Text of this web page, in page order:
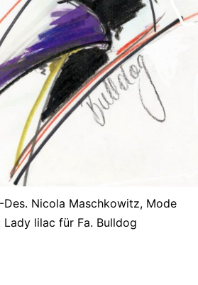
Nicola Maschkowitz, Mode
Lady lilac für Fa. Bulldog